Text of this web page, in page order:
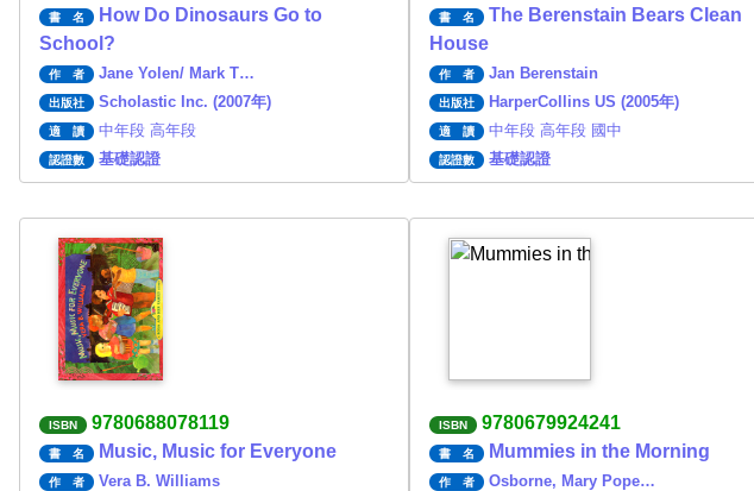
書 名
How Do Dinosaurs Go to
School?
作 者 Jane Yolen/ Mark T…
出版社 Scholastic Inc. (2007年)
適 讀 中年段 高年段
認證數 基礎認證
書 名
The Berenstain Bears Clean
House
作 者 Jan Berenstain
出版社 HarperCollins US (2005年)
適 讀 中年段 高年段 國中
認證數 基礎認證
ISBN 9780688078119
書 名 Music, Music for Everyone
作 者 Vera B. Williams
ISBN 9780679924241
書 名 Mummies in the Morning
作 者 Osborne, Mary Pope…